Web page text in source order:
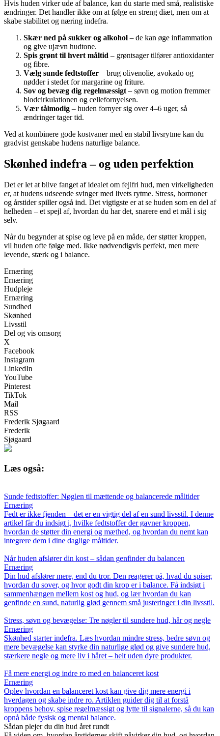
Hvis huden virker ude af balance, kan du starte med små, realistiske
ændringer. Det handler ikke om at følge en streng diæt, men om at
skabe stabilitet og næring indefra.
Skær ned på sukker og alkohol – de kan øge inflammation
og give ujævn hudtone.
Spis grønt til hvert måltid – grøntsager tilfører antioxidanter
og fibre.
Vælg sunde fedtstoffer – brug olivenolie, avokado og
nødder i stedet for margarine og friture.
Sov og bevæg dig regelmæssigt – søvn og motion fremmer
blodcirkulationen og cellefornyelsen.
Vær tålmodig – huden fornyer sig over 4–6 uger, så
ændringer tager tid.
Ved at kombinere gode kostvaner med en stabil livsrytme kan du
gradvist genskabe hudens naturlige balance.
Skønhed indefra – og uden perfektion
Det er let at blive fanget af idealet om fejlfri hud, men virkeligheden
er, at hudens udseende svinger med livets rytme. Stress, hormoner
og årstider spiller også ind. Det vigtigste er at se huden som en del af
helheden – et spejl af, hvordan du har det, snarere end et mål i sig
selv.
Når du begynder at spise og leve på en måde, der støtter kroppen,
vil huden ofte følge med. Ikke nødvendigvis perfekt, men mere
levende, stærk og i balance.
Ernæring
Ernæring
Hudpleje
Ernæring
Sundhed
Skønhed
Livsstil
Del og vis omsorg
X
Facebook
Instagram
LinkedIn
YouTube
Pinterest
TikTok
Mail
RSS
Frederik Sjøgaard
Frederik
Sjøgaard
Læs også:
Sunde fedtstoffer: Nøglen til mættende og balancerede måltider
Ernæring
Fedt er ikke fjenden – det er en vigtig del af en sund livsstil. I denne
artikel får du indsigt i, hvilke fedtstoffer der gavner kroppen,
hvordan de støtter din energi og mæthed, og hvordan du nemt kan
integrere dem i dine daglige måltider.
Når huden afslører din kost – sådan genfinder du balancen
Ernæring
Din hud afslører mere, end du tror. Den reagerer på, hvad du spiser,
hvordan du sover, og hvor godt din krop er i balance. Få indsigt i
sammenhængen mellem kost og hud, og lær hvordan du kan
genfinde en sund, naturlig glød gennem små justeringer i din livsstil.
Stress, søvn og bevægelse: Tre nøgler til sundere hud, hår og negle
Ernæring
Skønhed starter indefra. Læs hvordan mindre stress, bedre søvn og
mere bevægelse kan styrke din naturlige glød og give sundere hud,
stærkere negle og mere liv i håret – helt uden dyre produkter.
Få mere energi og indre ro med en balanceret kost
Ernæring
Oplev hvordan en balanceret kost kan give dig mere energi i
hverdagen og skabe indre ro. Artiklen guider dig til at forstå
kroppens behov, spise regelmæssigt og lytte til signalerne, så du kan
opnå både fysisk og mental balance.
Sådan plejer du din hud året rundt